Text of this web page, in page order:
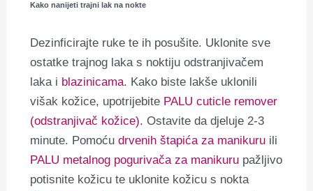
Kako nanijeti trajni lak na nokte
Dezinficirajte ruke te ih posušite. Uklonite sve
ostatke trajnog laka s noktiju odstranjivačem
laka i blazinicama. Kako biste lakše uklonili
višak kožice, upotrijebite PALU cuticle remover
(odstranjivač kožice). Ostavite da djeluje 2-3
minute. Pomoćudrvenih štapića za manikuru ili
PALU metalnog pogurivača za manikuru pažljivo
potisnite kožicu te uklonite kožicu s nokta